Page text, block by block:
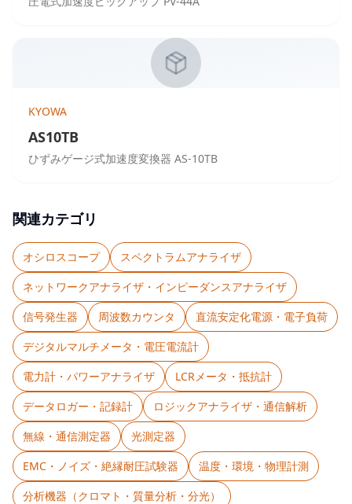
KYOWA
AS10TB
ひずみゲージ式加速度変換器 AS-10TB
関連カテゴリ
オシロスコープ
スペクトラムアナライザ
ネットワークアナライザ・インピーダンスアナライザ
信号発生器
周波数カウンタ
直流安定化電源・電子負荷
デジタルマルチメータ・電圧電流計
電力計・パワーアナライザ
LCRメータ・抵抗計
データロガー・記録計
ロジックアナライザ・通信解析
無線・通信測定器
光測定器
EMC・ノイズ・絶縁耐圧試験器
温度・環境・物理計測
分析機器（クロマト・質量分析・分光）